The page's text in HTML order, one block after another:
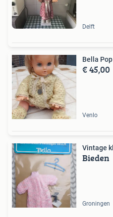
Delft
Bella Pop
€ 45,00
Venlo
Vintage
Bieden
Groningen